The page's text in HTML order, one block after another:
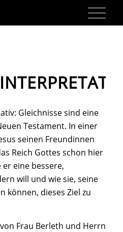
Gleichnisse sind eine
Testament. In einer
seinen Freundinnen
Reich Gottes schon hier
eine bessere,
will und wie sie, seine
können, dieses Ziel zu
Frau Berleth und Herrn